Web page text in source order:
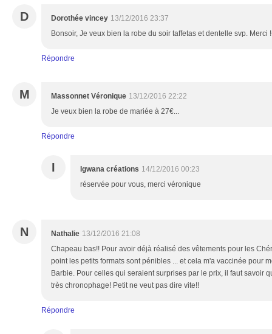
D Dorothée vincey 13/12/2016 23:37
Bonsoir, Je veux bien la robe du soir taffetas et dentelle svp. Merci
Répondre
M Massonnet Véronique 13/12/2016 22:22
Je veux bien la robe de mariée à 27€...
Répondre
I Igwana créations 14/12/2016 00:23
réservée pour vous, merci véronique
N Nathalie 13/12/2016 21:08
Chapeau bas!! Pour avoir déjà réalisé des vêtements pour les
point les petits formats sont pénibles ... et cela m'a vaccinée pour
Barbie. Pour celles qui seraient surprises par le prix, il faut savoir
très chronophage! Petit ne veut pas dire vite!!
Répondre